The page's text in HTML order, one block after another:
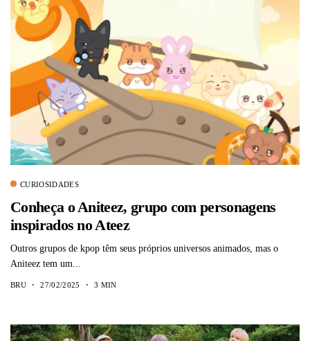
CURIOSIDADES
Conheça o Aniteez, grupo com personagens
inspirados no Ateez
Outros grupos de kpop têm seus próprios universos animados, mas o
Aniteez tem um...
BRU 27/02/2025 3 MIN